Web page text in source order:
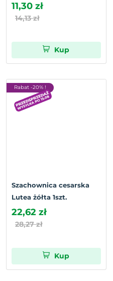
11,30 zł
14,13 zł
Kup
Rabat -20% !
Szachownica cesarska
Lutea żółta 1szt.
22,62 zł
28,27 zł
Kup